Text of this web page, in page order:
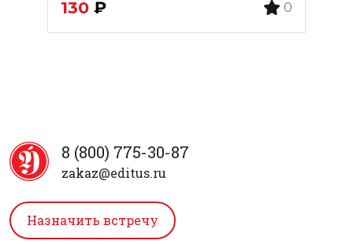
130 ₽ 0
8 (800) 775-30-87
zakaz@editus.ru
Назначить встречу